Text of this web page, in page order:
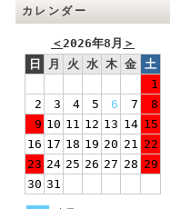
カレンダー
＜2026年8月 ＞
日
月 火 水 木 金 土
1
2
3 4 5 6 7
8
9 10 11 12 13 14 15
16 17 18 19 20 21 22
23 24 25 26 27 28 29
30 31